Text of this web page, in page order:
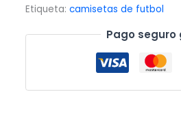
con
Etiqueta: camisetas de futbol
Pago